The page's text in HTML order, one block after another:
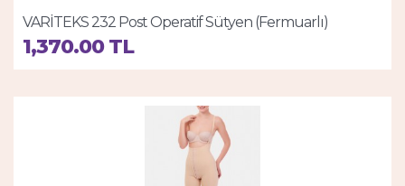
VARİTEKS 232 Post Operatif Sütyen (Fermuarlı)
1,370.00 TL